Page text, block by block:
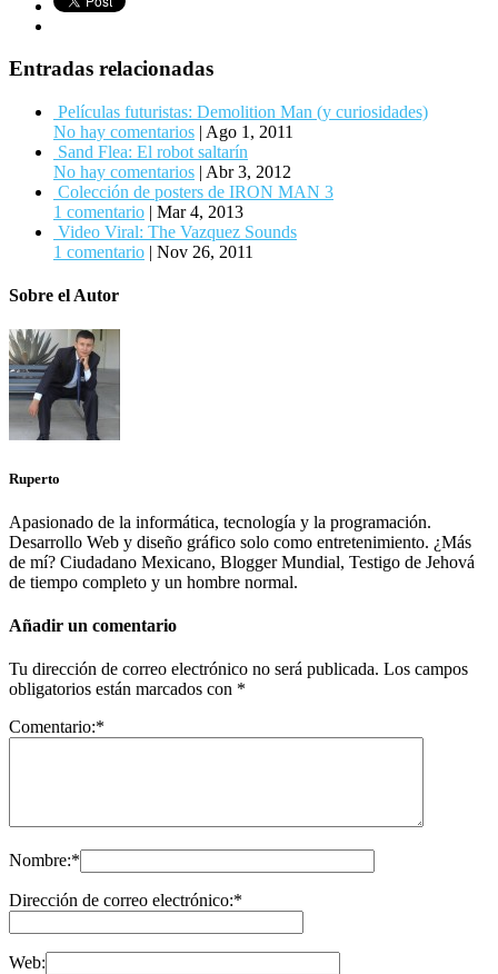
Entradas relacionadas
Películas futuristas: Demolition Man (y curiosidades)
No hay comentarios | Ago 1, 2011
Sand Flea: El robot saltarín
No hay comentarios | Abr 3, 2012
Colección de posters de IRON MAN 3
1 comentario | Mar 4, 2013
Video Viral: The Vazquez Sounds
1 comentario | Nov 26, 2011
Sobre el Autor
Ruperto
Apasionado de la informática, tecnología y la programación.
Desarrollo Web y diseño gráfico solo como entretenimiento. ¿Más
de mí? Ciudadano Mexicano, Blogger Mundial, Testigo de Jehová
de tiempo completo y un hombre normal.
Añadir un comentario
Tu dirección de correo electrónico no será publicada. Los campos
obligatorios están marcados con *
Comentario:*
Nombre:*
Dirección de correo electrónico:*
Web: